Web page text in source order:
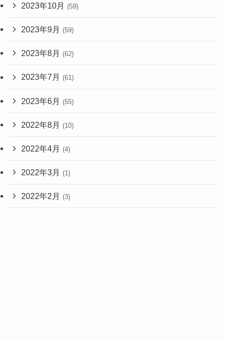
2023年10月 (59)
2023年9月 (59)
2023年8月 (62)
2023年7月 (61)
2023年6月 (55)
2022年8月 (10)
2022年4月 (4)
2022年3月 (1)
2022年2月 (3)